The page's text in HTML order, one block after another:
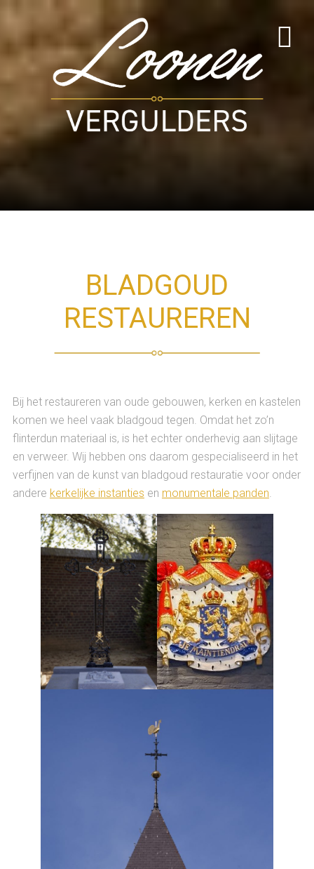
BLADGOUD
RESTAUREREN
Bij het restaureren van oude gebouwen, kerken en kastelen
komen we heel vaak bladgoud tegen. Omdat het zo’n
flinterdun materiaal is, is het echter onderhevig aan slijtage
en verweer. Wij hebben ons daarom gespecialiseerd in het
verfijnen van de kunst van bladgoud restauratie voor onder
andere kerkelijke instanties en monumentale panden.